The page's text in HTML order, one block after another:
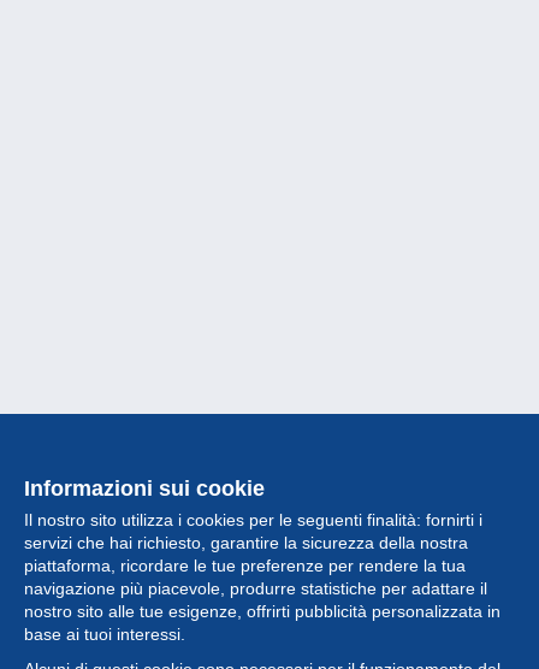
Informazioni sui cookie
Il nostro sito utilizza i cookies per le seguenti finalità: fornirti i
servizi che hai richiesto, garantire la sicurezza della nostra
piattaforma, ricordare le tue preferenze per rendere la tua
navigazione più piacevole, produrre statistiche per adattare il
nostro sito alle tue esigenze, offrirti pubblicità personalizzata in
base ai tuoi interessi.
Collezione